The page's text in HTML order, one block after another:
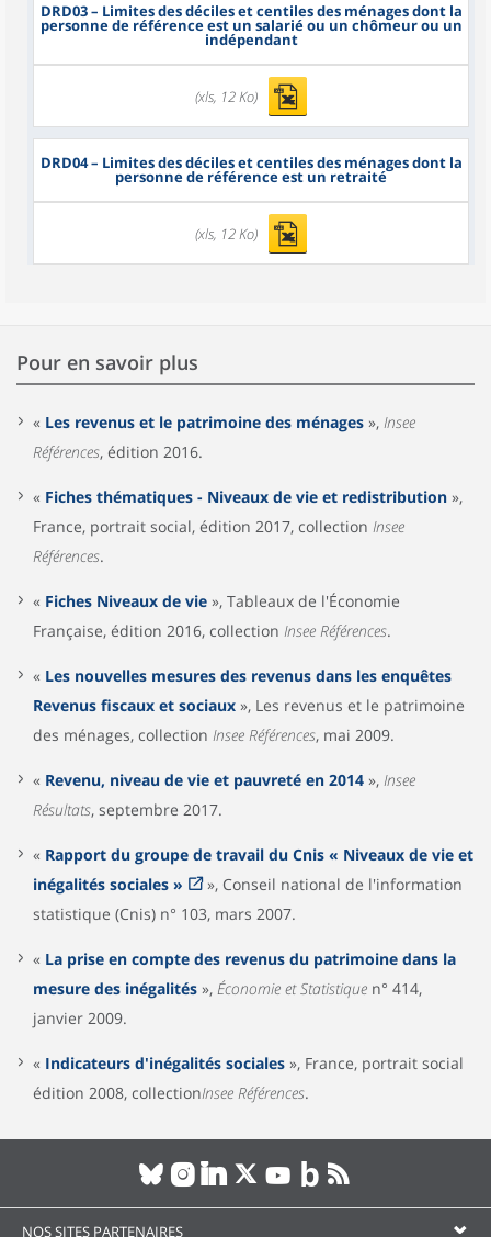
DRD03– Limites des déciles et centiles des ménages dont la
personne de référence est un salarié ou un chômeur ou un
indépendant
(xls, 12 Ko)
DRD04– Limites des déciles et centiles des ménages dont la
personne de référence est un retraité
(xls, 12 Ko)
Pour en savoir plus
« Les revenus et le patrimoine des ménages », Insee
Références, édition 2016.
« Fiches thématiques - Niveaux de vie et redistribution »,
France, portrait social, édition 2017, collection Insee
Références.
« Fiches Niveaux de vie », Tableaux de l'Économie
Française, édition 2016, collection Insee Références.
« Les nouvelles mesures des revenus dans les enquêtes
Revenus fiscaux et sociaux », Les revenus et le patrimoine
des ménages, collection Insee Références, mai 2009.
« Revenu, niveau de vie et pauvreté en 2014 », Insee
Résultats, septembre 2017.
« Rapport du groupe de travail du Cnis « Niveaux de vie et
inégalités sociales »
», Conseil national de l'information
statistique (Cnis) n° 103, mars 2007.
« La prise en compte des revenus du patrimoine dans la
mesure des inégalités », Économie et Statistique n° 414,
janvier 2009.
« Indicateurs d'inégalités sociales », France, portrait social
édition 2008, collectionInsee Références.
NOS SITES PARTENAIRES